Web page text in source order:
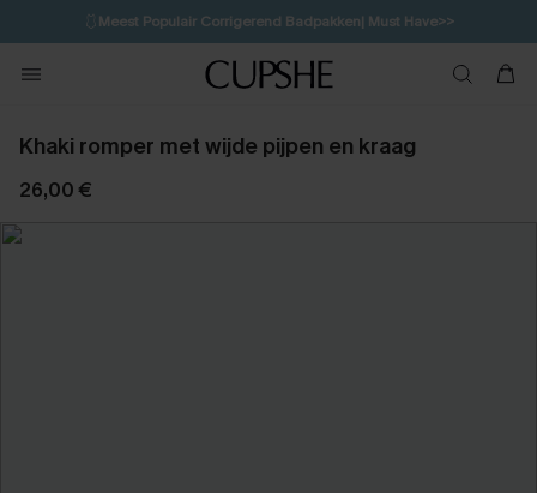
🩱Meest Populair Corrigerend Badpakken| Must Have>>
💌Abonneer je & ontvang tot 15% korting>>
Koop 3, krijg 15% korting | CODE: SW15
Khaki romper met wijde pijpen en kraag
26,00 €